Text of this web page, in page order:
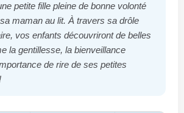
petite fille pleine de bonne volonté
maman au lit. À travers sa drôle
vos enfants découvriront de belles
la gentillesse, la bienveillance
de rire de ses petites